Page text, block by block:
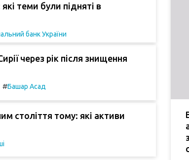
теми були підняті в
банк України
через рік після знищення
#Башар Асад
століття тому: які активи